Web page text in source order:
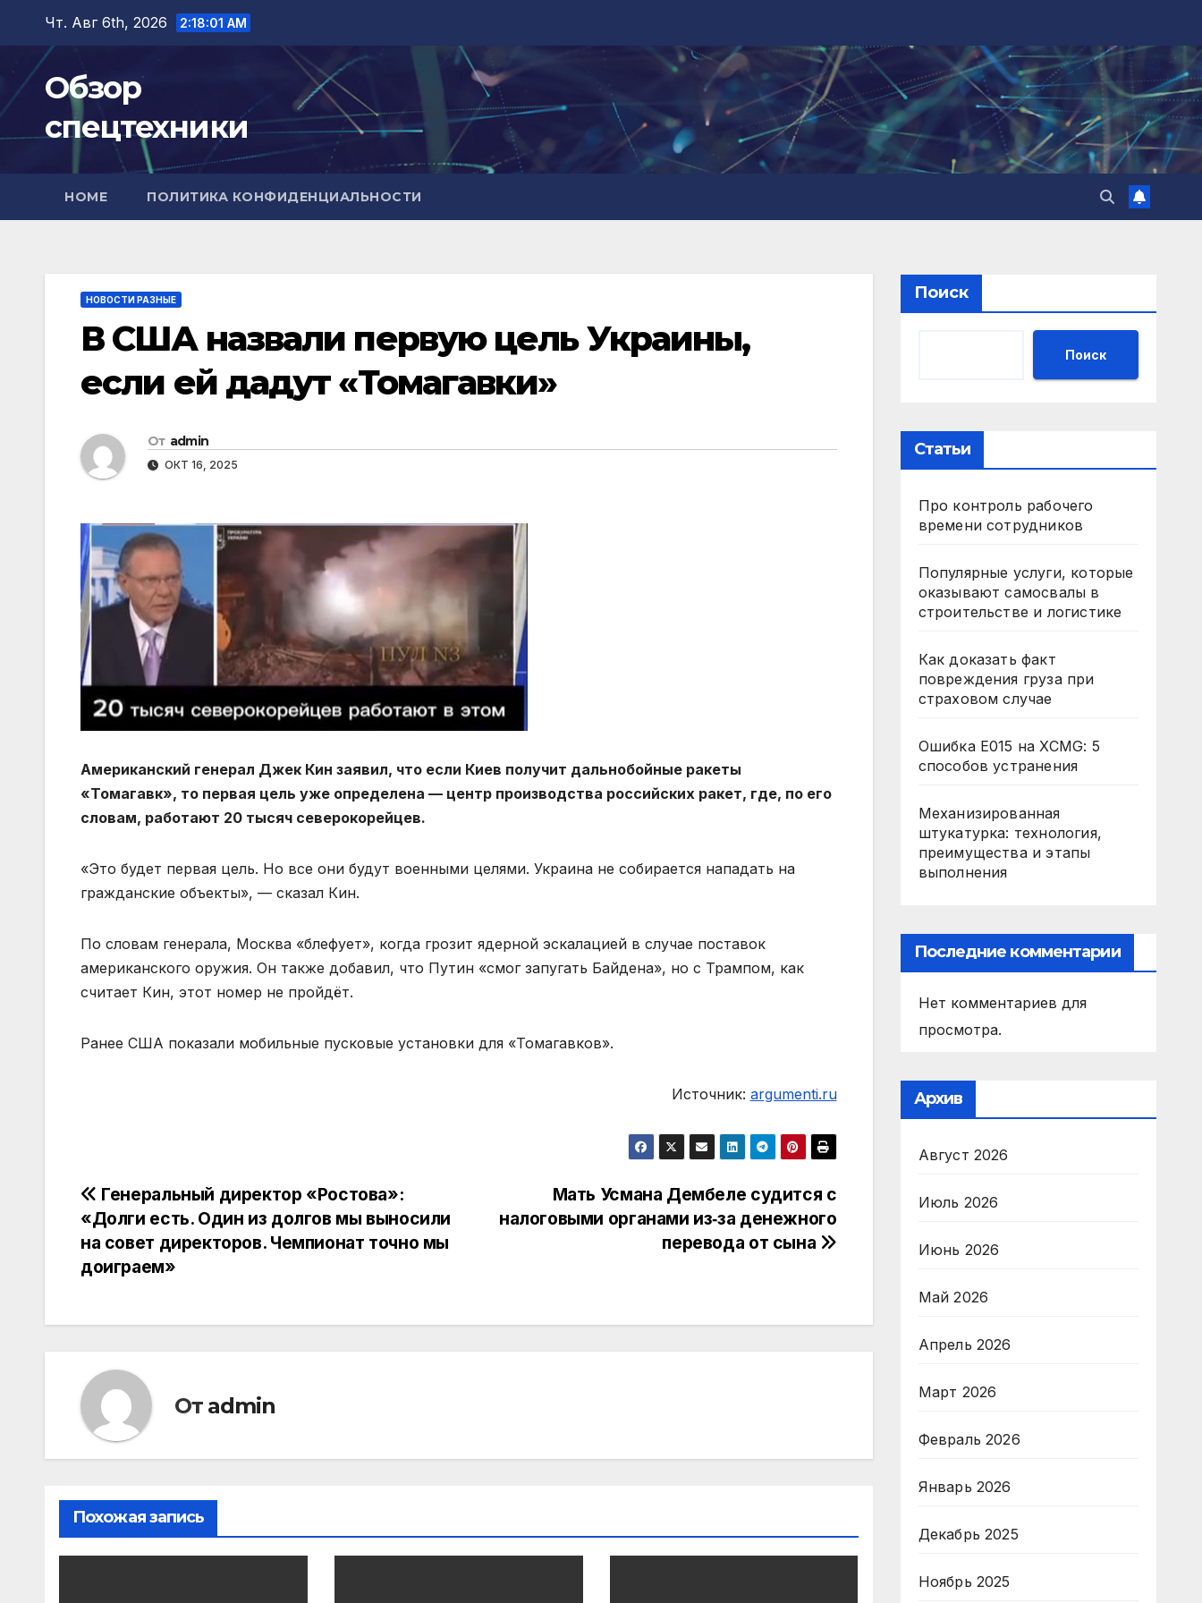
Перейти
содержимому
Чт. Авг 6th, 2026 2:18:02 AM
Обзор
спецтехники
HOME ПОЛИТИКА КОНФИДЕНЦИАЛЬНОСТИ
НОВОСТИ РАЗНЫЕ
В США назвали первую цель Украины,
если ей дадут «Томагавки»
От admin
ОКТ 16, 2025
Американский генерал Джек Кин заявил, что если Киев получит дальнобойные ракеты
«Томагавк», то первая цель уже определена — центр производства российских ракет, где, по его
словам, работают 20 тысяч северокорейцев.
«Это будет первая цель. Но все они будут военными целями. Украина не собирается нападать на
гражданские объекты», — сказал Кин.
По словам генерала, Москва «блефует», когда грозит ядерной эскалацией в случае поставок
американского оружия. Он также добавил, что Путин «смог запугать Байдена», но с Трампом, как
считает Кин, этот номер не пройдёт.
Ранее США показали мобильные пусковые установки для «Томагавков».
Источник: argumenti.ru
Навигация
по
записям
Мать Усмана Дембеле судится с
налоговыми органами из‑за денежного
перевода от сына
Генеральный директор «Ростова»:
«Долги есть. Один из долгов мы выносили
на совет директоров. Чемпионат точно мы
доиграем»
От admin
Похожая запись
Поиск
Поиск
Статьи
Про контроль рабочего
времени сотрудников
Популярные услуги, которые
оказывают самосвалы в
строительстве и логистике
Как доказать факт
повреждения груза при
страховом случае
Ошибка E015 на XCMG: 5
способов устранения
Механизированная
штукатурка: технология,
преимущества и этапы
выполнения
Последние комментарии
Нет комментариев для
просмотра.
Архив
Август 2026
Июль 2026
Июнь 2026
Май 2026
Апрель 2026
Март 2026
Февраль 2026
Январь 2026
Декабрь 2025
Ноябрь 2025